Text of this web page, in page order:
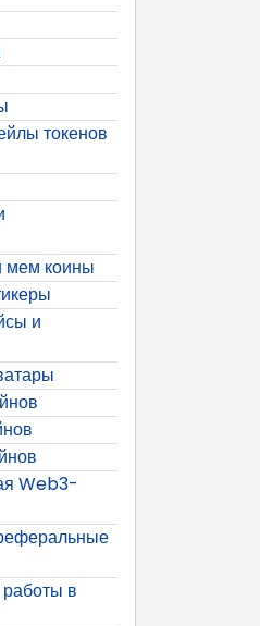
токенов
мем коины
и
Web3-
в